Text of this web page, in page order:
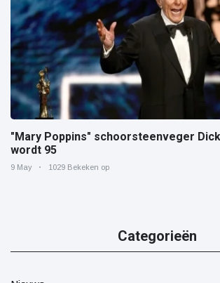
"Mary Poppins" schoorsteenveger
wordt 95
9 May 1029 Bekeken op
Categorieën